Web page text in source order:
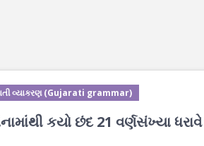
વ્યાકરણ (Gujarati grammar)
કયો છંદ 21 વર્ણસંખ્યા